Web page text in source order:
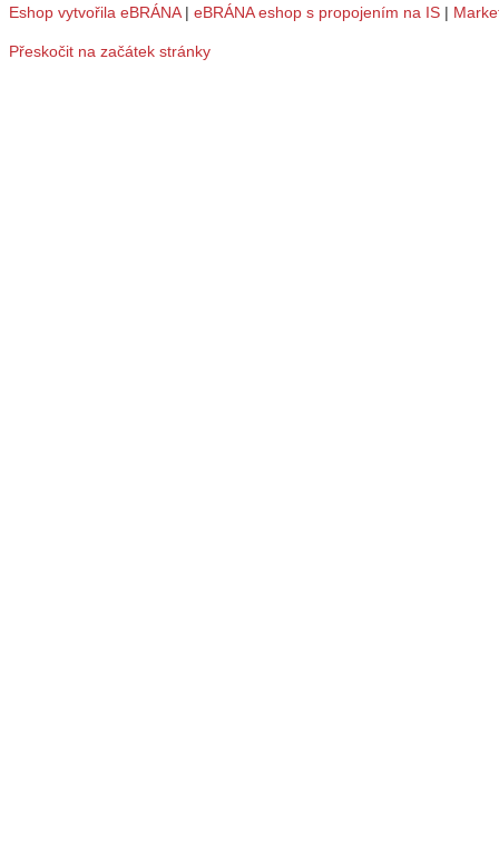
Eshop vytvořila eBRÁNA| eBRÁNA eshop s propojením na IS |
Přeskočit na začátek stránky